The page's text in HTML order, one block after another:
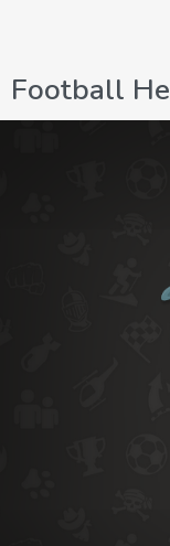
Football